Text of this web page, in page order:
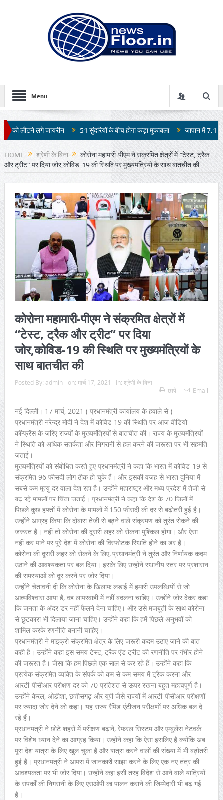
Menu
51 सुंदरियों के बीच होगा कड़ा मुकाबला जापान में 7.1 तीव्रता के भूकंप से भारी तबाही
HOME श्रेणी के बिना
कोरोना महामारी-पीएम ने संक्रमित क्षेत्रों में “टेस्ट, ट्रैक
और ट्रीट” पर दिया जोर,कोविड-19 की स्थिति पर मुख्यमंत्रियों के साथ बातचीत की
कोरोना महामारी-पीएम ने संक्रमित क्षेत्रों में
“टेस्ट, ट्रैक और ट्रीट” पर दिया
जोर,कोविड-19 की स्थिति पर मुख्यमंत्रियों के
साथ बातचीत की
Posted By: admin on: मार्च 17, 2021 In: श्रेणी के बिना
छापें
Email
नई दिल्ली। 17 मार्च, 2021 ( प्रधानमंत्री कार्यालय के हवाले से )
प्रधानमंत्री नरेन्द्र मोदी ने देश में कोविड-19 की स्थिति पर आज वीडियो
कॉन्फ्रेंस के जरिए राज्यों के मुख्यमंत्रियों से बातचीत की। राज्य के मुख्यमंत्रियों
ने स्थिति को अधिक सतर्कता और निगरानी से हल करने की जरूरत पर भी सहमति
जताई।
मुख्यमंत्रियों को संबोधित करते हुए प्रधानमंत्री ने कहा कि भारत में कोविड-19 से
संक्रमित 96 फीसदी लोग ठीक हो चुके हैं। और इसकी वजह से भारत दुनिया में
सबसे कम मृत्यु दर वाला देश रहा है। उन्होंने महाराष्ट्र और मध्य प्रदेश में तेजी से
बढ़ रहे मामलों पर चिंता जताई। प्रधानमंत्री ने कहा कि देश के 70 जिलों में
पिछले कुछ हफ्तों में कोरोना के मामलों में 150 फीसदी की दर से बढ़ोतरी हुई है।
उन्होंने आग्रह किया कि दोबारा तेजी से बढ़ने वाले संक्रमण को तुरंत रोकने की
जरूरत है। नहीं तो कोरोना की दूसरी लहर को रोकना मुश्किल होगा। और ऐसा
नहीं कर पाने पर पूरे देश में कोरोना की विस्फोटक स्थिति होने का डर है।
कोरोना की दूसरी लहर को रोकने के लिए, प्रधानमंत्री ने तुरंत और निर्णायक कदम
उठाने की आवश्यकता पर बल दिया। इसके लिए उन्होंने स्थानीय स्तर पर प्रशासन
की समस्याओं को दूर करने पर जोर दिया।
उन्होंने चेतावनी दी कि कोरोना के खिलाफ लड़ाई में हमारी उपलब्धियों से जो
आत्मविश्वास आया है, वह लापरवाही में नहीं बदलना चाहिए। उन्होंने जोर देकर कहा
कि जनता के अंदर डर नहीं फैलने देना चाहिए। और उसे मजबूती के साथ कोरोना
से छुटकारा भी दिलाया जाना चाहिए। उन्होंने कहा कि हमें पिछले अनुभवों को
शामिल करके रणनीति बनानी चाहिए।
प्रधानमंत्री ने माइक्रो संक्रमित क्षेत्र के लिए जरूरी कदम उठाए जाने की बात
कही है। उन्होंने कहा इस समय टेस्ट, ट्रैक एंड ट्रीट की रणनीति पर गंभीर होने
की जरूरत है। जैसा कि हम पिछले एक साल से कर रहे हैं। उन्होंने कहा कि
प्रत्येक संक्रमित व्यक्ति के संपर्क को कम से कम समय में ट्रैक करना और
आरटी-पीसीआर परीक्षण दर को 70 प्रतिशत से ऊपर रखना बहुत महत्वपूर्ण है।
उन्होंने केरल, ओडीशा, छत्तीसगढ़ और यूपी जैसे राज्यों में आरटी-पीसीआर परीक्षणों
पर ज्यादा जोर देने को कहा। यह राज्य रैपिड एंटीजन परीक्षणों पर अधिक बल दे
रहे हैं।
प्रधानमंत्री ने छोटे शहरों में परीक्षण बढ़ाने, रेफरल सिस्टम और एम्बुलेंस नेटवर्क
पर विशेष ध्यान देने का आग्रह किया। उन्होंने कहा कि ऐसा इसलिए है क्योंकि अब
पूरा देश यात्रा के लिए खुल चुका है और यात्रा करने वालों की संख्या में भी बढ़ोतरी
हुई है। प्रधानमंत्री ने आपस में जानकारी साझा करने के लिए एक नए तंत्र की
आवश्यकता पर भी जोर दिया। उन्होंने कहा इसी तरह विदेश से आने वाले यात्रियों
के संपर्कों की निगरानी के लिए एसओपी का पालन कराने की जिम्मेदारी भी बढ़ गई
है।